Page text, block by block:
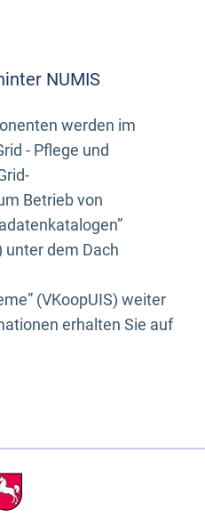
NUMIS
werden im
- Pflege und
Betrieb von
unter dem Dach
(VKoopUIS) weiter
erhalten Sie auf